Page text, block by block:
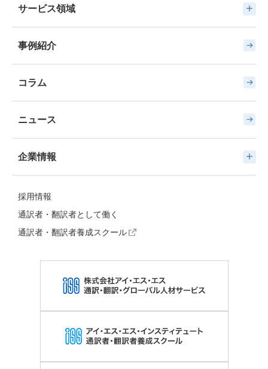
サービス領域
事例紹介
コラム
ニュース
企業情報
採用情報
通訳者・翻訳者として働く
通訳者・翻訳者養成スクール